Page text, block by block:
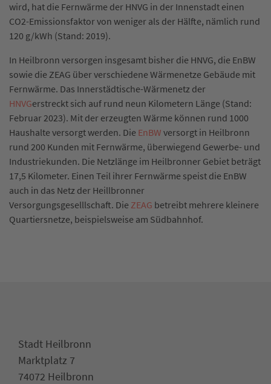
wird, hat die Fernwärme der HNVG in der Innenstadt einen
CO2-Emissionsfaktor von weniger als der Hälfte, nämlich rund
120 g/kWh (Stand: 2019).
In Heilbronn versorgen insgesamt bisher die HNVG, die EnBW
sowie die ZEAG über verschiedene Wärmenetze Gebäude mit
Fernwärme. Das Innerstädtische-Wärmenetz der
HNVGerstreckt sich auf rund neun Kilometern Länge (Stand:
Februar 2023). Mit der erzeugten Wärme können rund 1000
Haushalte versorgt werden. Die EnBW versorgt in Heilbronn
rund 200 Kunden mit Fernwärme, überwiegend Gewerbe- und
Industriekunden. Die Netzlänge im Heilbronner Gebiet beträgt
17,5 Kilometer. Einen Teil ihrer Fernwärme speist die EnBW
auch in das Netz der Heillbronner
Versorgungsgeselllschaft. Die ZEAG betreibt mehrere kleinere
Quartiersnetze, beispielsweise am Südbahnhof.
Stadt Heilbronn
Marktplatz 7
74072 Heilbronn